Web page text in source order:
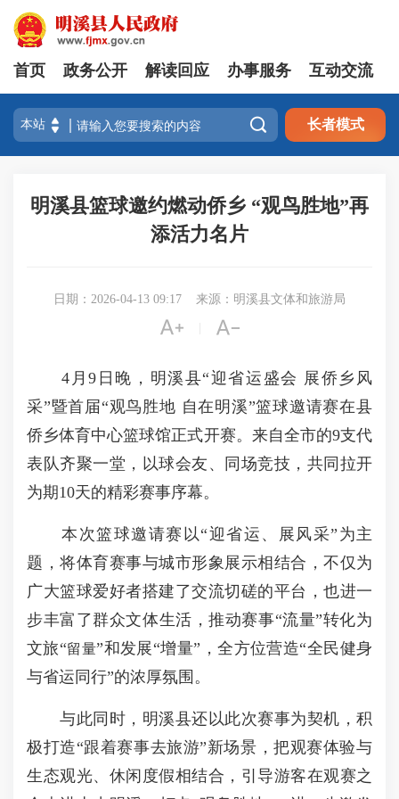
首页 政务公开 解读回应 办事服务 互动交流
 长者模式
明溪县篮球邀约燃动侨乡 “观鸟胜地”再
添活力名片
日期：2026-04-13 09:17 来源：明溪县文体和旅游局
 
4月9日晚，明溪县“迎省运盛会 展侨乡风
采”暨首届“观鸟胜地 自在明溪”篮球邀请赛在县
侨乡体育中心篮球馆正式开赛。来自全市的9支代
表队齐聚一堂，以球会友、同场竞技，共同拉开
为期10天的精彩赛事序幕。
本次篮球邀请赛以“迎省运、展风采”为主
题，将体育赛事与城市形象展示相结合，不仅为
广大篮球爱好者搭建了交流切磋的平台，也进一
步丰富了群众文体生活，推动赛事“流量”转化为
文旅“留量”和发展“增量”，全方位营造“全民健身
与省运同行”的浓厚氛围。
与此同时，明溪县还以此次赛事为契机，积
极打造“跟着赛事去旅游”新场景，把观赛体验与
生态观光、休闲度假相结合，引导游客在观赛之